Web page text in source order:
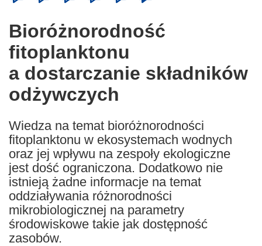
available
the
following
languages:
Bioróżnorodność
fitoplanktonu
a dostarczanie składników
odżywczych
Wiedza na temat bioróżnorodności
fitoplanktonu w ekosystemach wodnych
oraz jej wpływu na zespoły ekologiczne
jest dość ograniczona. Dodatkowo nie
istnieją żadne informacje na temat
oddziaływania różnorodności
mikrobiologicznej na parametry
środowiskowe takie jak dostępność
zasobów.